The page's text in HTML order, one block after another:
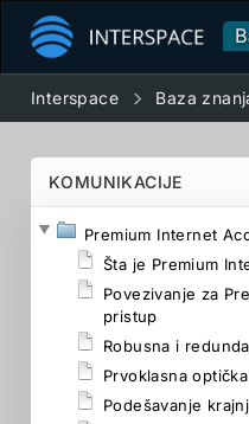
Interspace Baza
KOMUNIKACIJE
Premium Internet
Šta je Premium
Povezivanje za
pristup
Robusna i
Prvoklasna
Podešavanje